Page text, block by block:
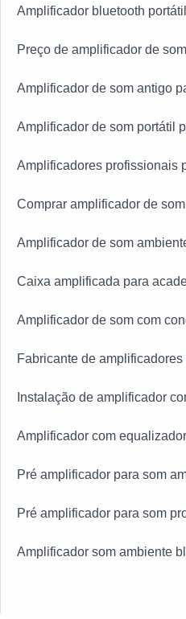
Amplificador bluetooth
Preço de amplificador de
Amplificador de som antigo
Amplificador de som portátil
Amplificadores profissionais
Comprar amplificador de
Amplificador de som
Caixa amplificada para
Amplificador de som com
Fabricante de
Instalação de amplificador
Amplificador com
Pré amplificador para som
Pré amplificador para som
Amplificador som ambiente